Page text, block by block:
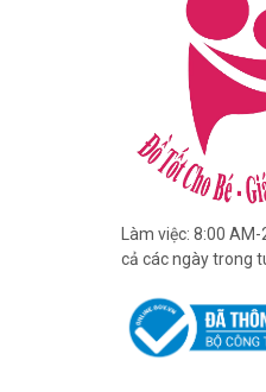
Làm việc: 8:00
cả các ngày trong